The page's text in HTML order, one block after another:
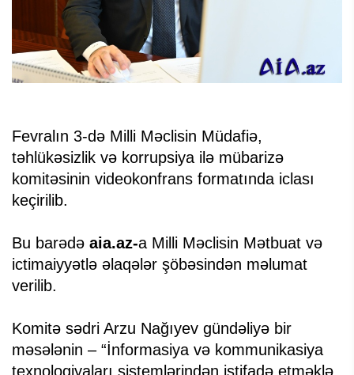
Fevralın 3-də Milli Məclisin Müdafiə,
təhlükəsizlik və korrupsiya ilə mübarizə
komitəsinin videokonfrans formatında iclası
keçirilib.
Bu barədə aia.az-a Milli Məclisin Mətbuat və
ictimaiyyətlə əlaqələr şöbəsindən məlumat
verilib.
Komitə sədri Arzu Nağıyev gündəliyə bir
məsələnin – “İnformasiya və kommunikasiya
texnologiyaları sistemlərindən istifadə etməklə